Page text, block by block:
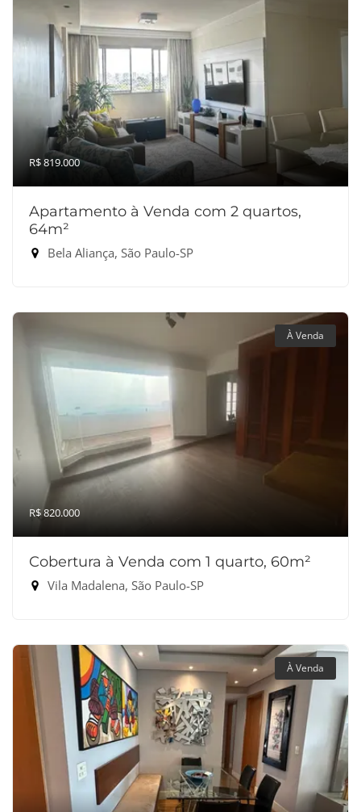
R$ 819.000
Apartamento à Venda com 2 quartos,
64m²
Bela Aliança, São Paulo-SP
À Venda
R$ 820.000
Cobertura à Venda com 1 quarto, 60m²
Vila Madalena, São Paulo-SP
À Venda